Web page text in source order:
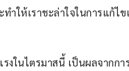
ห้เราชะล่าใจในการแก้ไขเ
ในไตรมาสนี้ เป็นผลจากกา